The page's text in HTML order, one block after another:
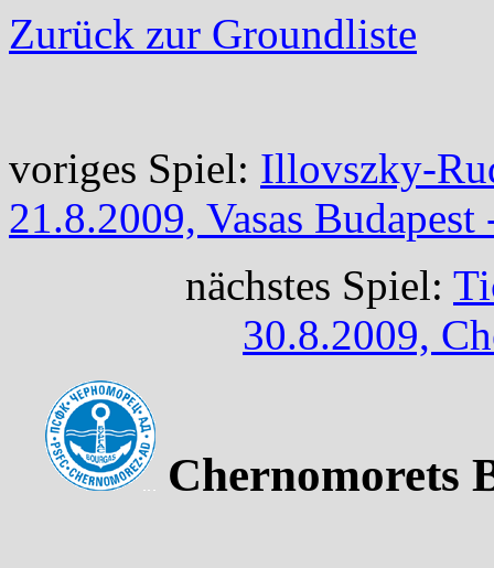
Zurück zur Groundliste
voriges Spiel: Illovszky-
21.8.2009, Vasas
nächstes Spiel:
30.8.2009,
Chernomorets